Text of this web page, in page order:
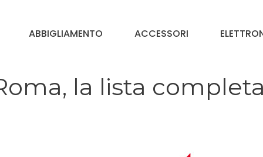
ABBIGLIAMENTO ACCESSORI
la lista